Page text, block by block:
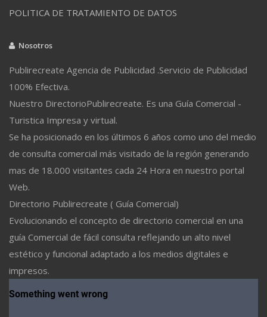
POLITICA DE TRATAMIENTO DE DATOS
Nosotros
Publirecreate Agencia de Publicidad .Servicio de Publicidad
100% Efectiva.
Nuestro DirectorioPublirecreate. Es una Guía Comercial -
Turistica Impresa y virtual.
Se ha posicionado en los últimos 6 años como uno del medio
de consulta comercial más visitado de la región generando
mas de 18.000 visitantes cada 24 Hora en nuestro portal
Web.
Directorio Publirecreate ( Guía Comercial)
Evolucionando el concepto de directorio comercial en una
guía Comercial de fácil consulta reflejando un alto nivel
estético y funcional adaptado a los medios digitales e
impresos.